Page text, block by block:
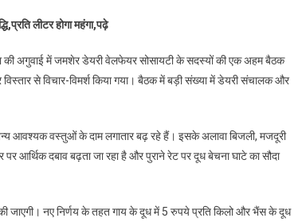
लीटर होगा महंगा,पढ़े
की अगुवाई में जमशेर डेयरी वेलफेयर सोसायटी के सदस्यों की एक अहम बैठक
से विचार-विमर्श किया गया। बैठक में बड़ी संख्या में डेयरी संचालक और
आवश्यक वस्तुओं के दाम लगातार बढ़ रहे हैं। इसके अलावा बिजली, मजदूरी
आर्थिक दबाव बढ़ता जा रहा है और पुराने रेट पर दूध बेचना घाटे का सौदा
जाएगी। नए निर्णय के तहत गाय के दूध में 5 रुपये प्रति किलो और भैंस के दूध